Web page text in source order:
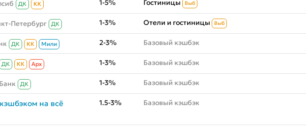
ДК КК 1-5% Гостиницы Выб
Петербург ДК 1-3% Отели и гостиницы Выб
ДК КК Мили 2-3% Базовый кэшбэк
ДК КК Aрх 1-3% Базовый кэшбэк
ДК 1-3% Базовый кэшбэк
на всё 1.5-3% Базовый кэшбэк